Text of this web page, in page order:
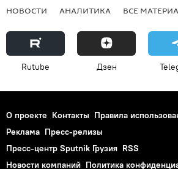
НОВОСТИ АНАЛИТИКА ВСЕ
Rutube Дзен
О проекте Контакты Правила
Реклама Пресс-релизы
Пресс-центр Sputnik Грузия RSS
Новости компаний Политика